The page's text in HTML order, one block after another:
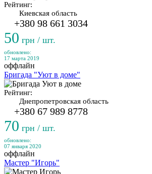
Рейтинг:
Киевская область
+380 98 661 3034
50 грн / шт.
обновлено:
17 марта 2019
оффлайн
Бригада "Уют в доме"
Рейтинг:
Днепропетровская область
+380 67 989 8778
70 грн / шт.
обновлено:
07 января 2020
оффлайн
Мастер "Игорь"